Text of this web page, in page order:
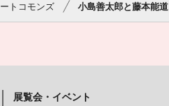
トコモンズ 小島善太郎と藤本能道
展覧会・イベント